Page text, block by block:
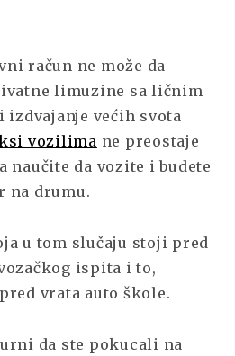
račun ne može da
limuzine sa ličnim
većih svota
vozilima ne preostaje
naučite da vozite i budete
na drumu.
u tom slučaju stoji pred
ispita i to,
vrata auto škole.
da ste pokucali na